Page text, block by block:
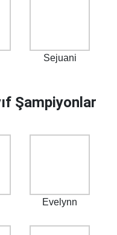
Sejuani
Şampiyonlar
Evelynn